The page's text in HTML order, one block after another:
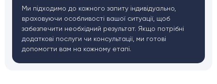
Ми підходимо до кожного запиту індивідуально,
враховуючи особливості вашої ситуації, щоб
забезпечити необхідний результат. Якщо потрібні
додаткові послуги чи консультації, ми готові
допомогти вам на кожному етапі.